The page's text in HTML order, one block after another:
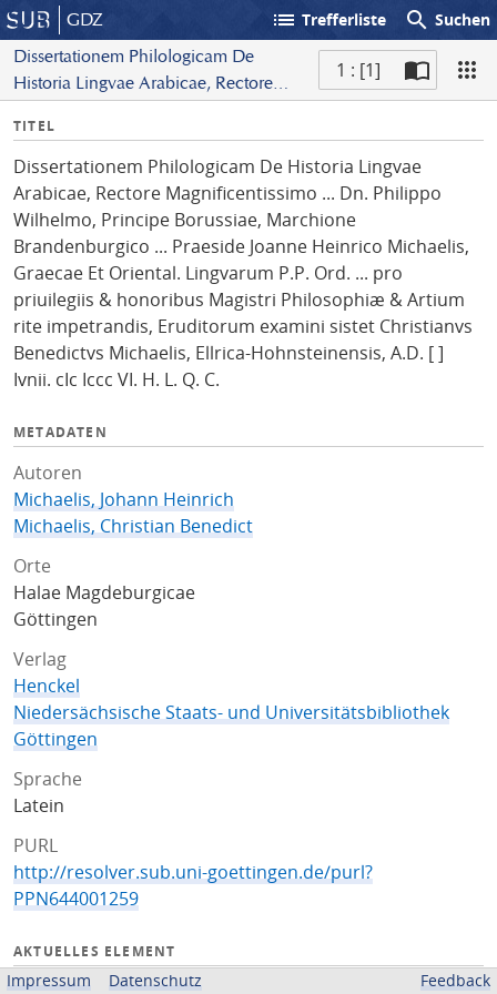
GDZ list Trefferliste search Suchen
Dissertationem Philologicam De
Historia Lingvae Arabicae, Rectore
Wilhelmo, Principe Borussiae,
Marchione Brandenburgico ...
Praeside Joanne Heinrico Michaelis,
Graecae Et Oriental. Lingvarum P.P.
Ord. ... pro priuilegiis & honoribus
Magistri Philosophiæ & Artium rite
impetrandis, Eruditorum examini sistet
Christianvs Benedictvs Michaelis,
Ellrica-Hohnsteinensis, A.D. [ ] Ivnii. cIc
Iccc VI. H. L. Q. C.
1 : [1]
I
f
o
TITEL
Dissertationem Philologicam De Historia Lingvae
Arabicae, Rectore Magnificentissimo ... Dn. Philippo
Wilhelmo, Principe Borussiae, Marchione
Brandenburgico ... Praeside Joanne Heinrico Michaelis,
Graecae Et Oriental. Lingvarum P.P. Ord. ... pro
priuilegiis & honoribus Magistri Philosophiæ & Artium
rite impetrandis, Eruditorum examini sistet Christianvs
Benedictvs Michaelis, Ellrica-Hohnsteinensis, A.D. [ ]
Ivnii. cIc Iccc VI. H. L. Q. C.
METADATEN
Autoren
Michaelis, Johann Heinrich
Michaelis, Christian Benedict
Orte
Halae Magdeburgicae
Göttingen
Verlag
Henckel
Niedersächsische Staats- und Universitätsbibliothek
Göttingen
Sprache
Latein
PURL
http://resolver.sub.uni-goettingen.de/purl?
PPN644001259
AKTUELLES ELEMENT
Impressum Datenschutz Feedback